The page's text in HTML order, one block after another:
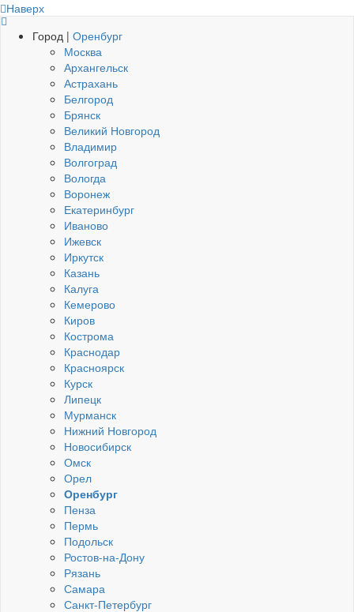
Наверх
Город | Оренбург
Москва
Архангельск
Астрахань
Белгород
Брянск
Великий Новгород
Владимир
Волгоград
Вологда
Воронеж
Екатеринбург
Иваново
Ижевск
Иркутск
Казань
Калуга
Кемерово
Киров
Кострома
Краснодар
Красноярск
Курск
Липецк
Мурманск
Нижний Новгород
Новосибирск
Омск
Орел
Оренбург
Пенза
Пермь
Подольск
Ростов-на-Дону
Рязань
Самара
Санкт-Петербург